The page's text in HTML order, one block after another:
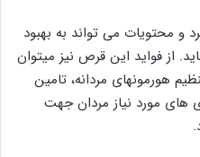
و محتویات می تواند به بهبود
از فواید این قرص نیز میتوان
هورمونهای مردانه، تامین
های مورد نیاز مردان جهت